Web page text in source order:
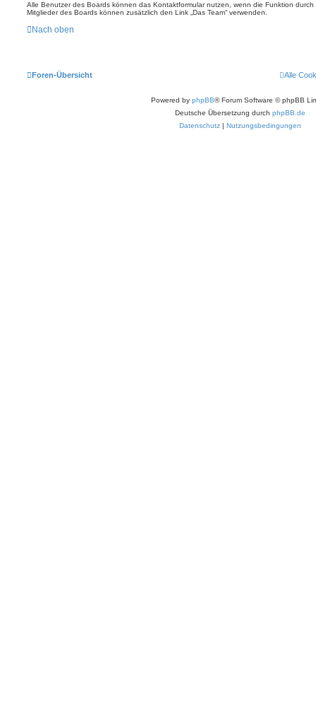
Alle Benutzer des Boards können das Kontaktformular nutzen, wenn die Funktion
Mitglieder des Boards können zusätzlich den Link „Das Team“ verwenden.
Nach oben
Foren-Übersicht Alle
Powered by phpBB® Forum Software © phpBB
Deutsche Übersetzung durch phpBB.de
Datenschutz | Nutzungsbedingungen